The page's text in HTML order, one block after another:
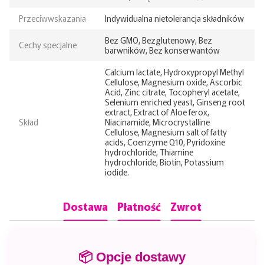
Przeciwwskazania
Indywidualna nietolerancja składników
Cechy specjalne
Bez GMO, Bezglutenowy, Bez
barwników, Bez konserwantów
Skład
Calcium lactate, Hydroxypropyl Methyl
Cellulose, Magnesium oxide, Ascorbic
Acid, Zinc citrate, Tocopheryl acetate,
Selenium enriched yeast, Ginseng root
extract, Extract of Aloe ferox,
Niacinamide, Microcrystalline
Cellulose, Magnesium salt of fatty
acids, Coenzyme Q10, Pyridoxine
hydrochloride, Thiamine
hydrochloride, Biotin, Potassium
iodide.
Dostawa Płatność Zwrot
📦 Opcje dostawy